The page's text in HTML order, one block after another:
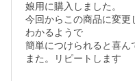
娘用に購入しました。
今回からこの商品に変
わかるようで
簡単につけられると喜ん
また。リピートします